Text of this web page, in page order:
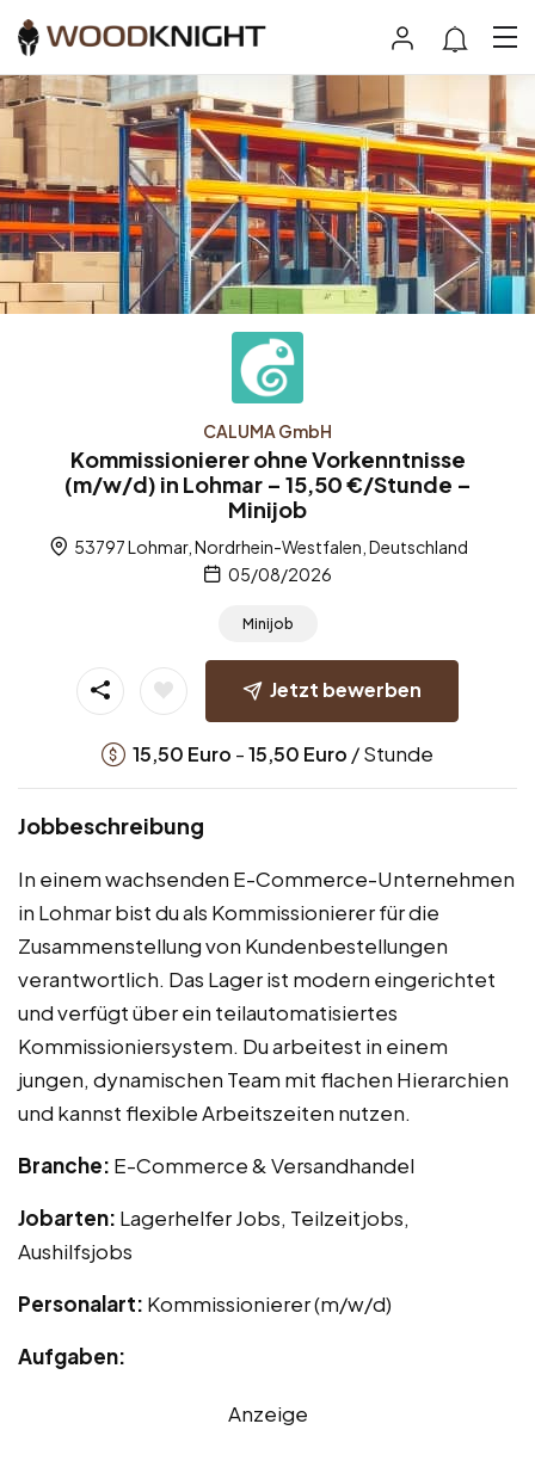
CALUMA GmbH
Kommissionierer ohne Vorkenntnisse
(m/w/d) in Lohmar – 15,50 €/Stunde –
Minijob
53797 Lohmar, Nordrhein-Westfalen, Deutschland
05/08/2026
Minijob
Jetzt bewerben
15,50 Euro -15,50 Euro / Stunde
Jobbeschreibung
In einem wachsenden E-Commerce-Unternehmen
in Lohmar bist du als Kommissionierer für die
Zusammenstellung von Kundenbestellungen
verantwortlich. Das Lager ist modern eingerichtet
und verfügt über ein teilautomatisiertes
Kommissioniersystem. Du arbeitest in einem
jungen, dynamischen Team mit flachen Hierarchien
und kannst flexible Arbeitszeiten nutzen.
Branche: E-Commerce & Versandhandel
Jobarten: Lagerhelfer Jobs, Teilzeitjobs,
Aushilfsjobs
Personalart: Kommissionierer (m/w/d)
Aufgaben:
Anzeige